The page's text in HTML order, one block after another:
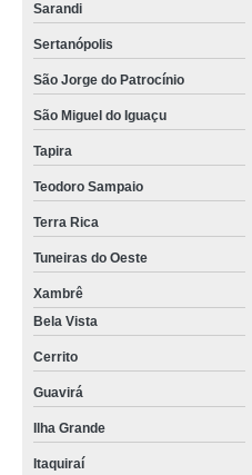
Sarandi
Sertanópolis
São Jorge do Patrocínio
São Miguel do Iguaçu
Tapira
Teodoro Sampaio
Terra Rica
Tuneiras do Oeste
Xambrê
Bela Vista
Cerrito
Guavirá
Ilha Grande
Itaquiraí